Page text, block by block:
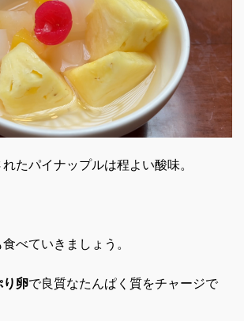
たパイナップルは程よい酸味。
べていきましょう。
り卵で良質なたんぱく質をチャージで